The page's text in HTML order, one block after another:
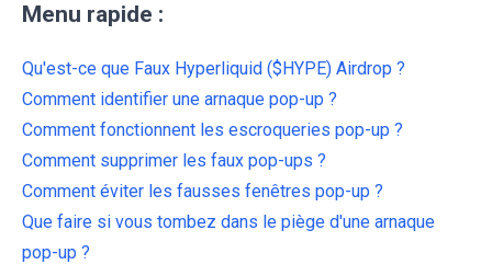
Menu rapide :
Qu'est-ce que Faux Hyperliquid ($HYPE) Airdrop ?
Comment identifier une arnaque pop-up ?
Comment fonctionnent les escroqueries pop-up ?
Comment supprimer les faux pop-ups ?
Comment éviter les fausses fenêtres pop-up ?
Que faire si vous tombez dans le piège d'une arnaque
pop-up ?